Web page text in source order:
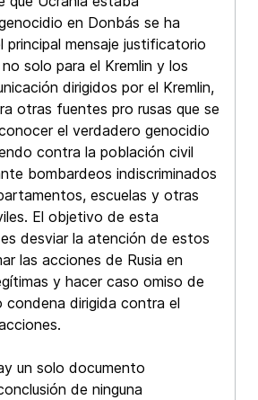
en Donbás se ha
mensaje justificatorio
solo para el Kremlin y los
dirigidos por el Kremlin,
otras fuentes pro rusas que se
el verdadero genocidio
contra la población civil
bombardeos indiscriminados
escuelas y otras
El objetivo de esta
desviar la atención de estos
las acciones de Rusia en
y hacer caso omiso de
condena dirigida contra el
un solo documento
de ninguna